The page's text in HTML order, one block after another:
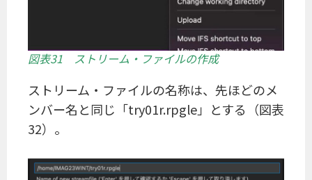
図表31 ストリーム・ファイルの作成
ストリーム・ファイルの名称は、先ほどのメ
ンバー名と同じ「try01r.rpgle」とする（図表
32）。